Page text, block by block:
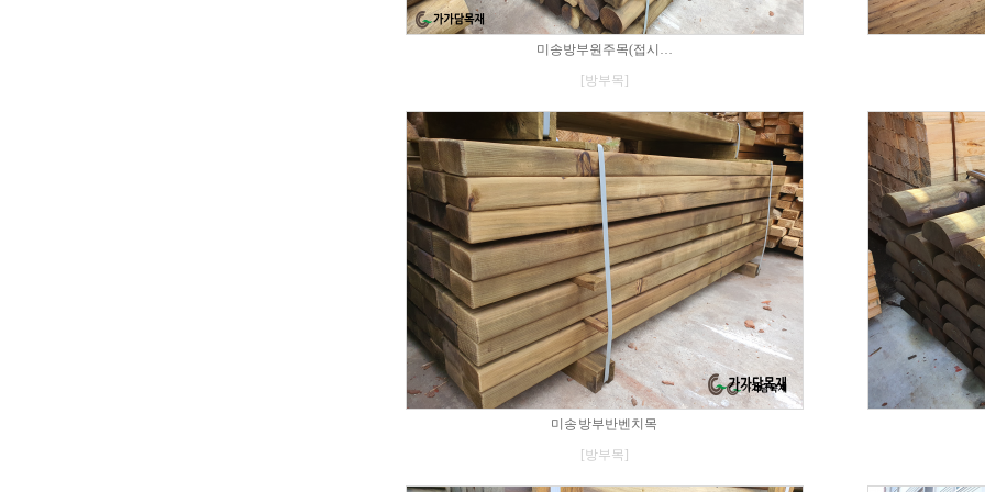
미송방부원주목(접시…
[방부목]
미송 방부반벤치목
[방부목]